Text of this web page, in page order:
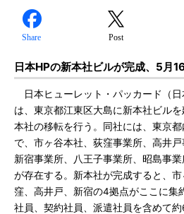
Share Post
日本HPの新本社ビルが完成、5月
日本ヒューレット・パッカード（日
は、東京都江東区大島に新本社ビルを
本社の移転を行う。同社には、東京都
で、市ヶ谷本社、荻窪事業所、高井戸
新宿事業所、八王子事業所、昭島事
が存在する。新本社が完成すると、
窪、高井戸、新宿の4拠点がここに集
社員、契約社員、派遣社員を含めて